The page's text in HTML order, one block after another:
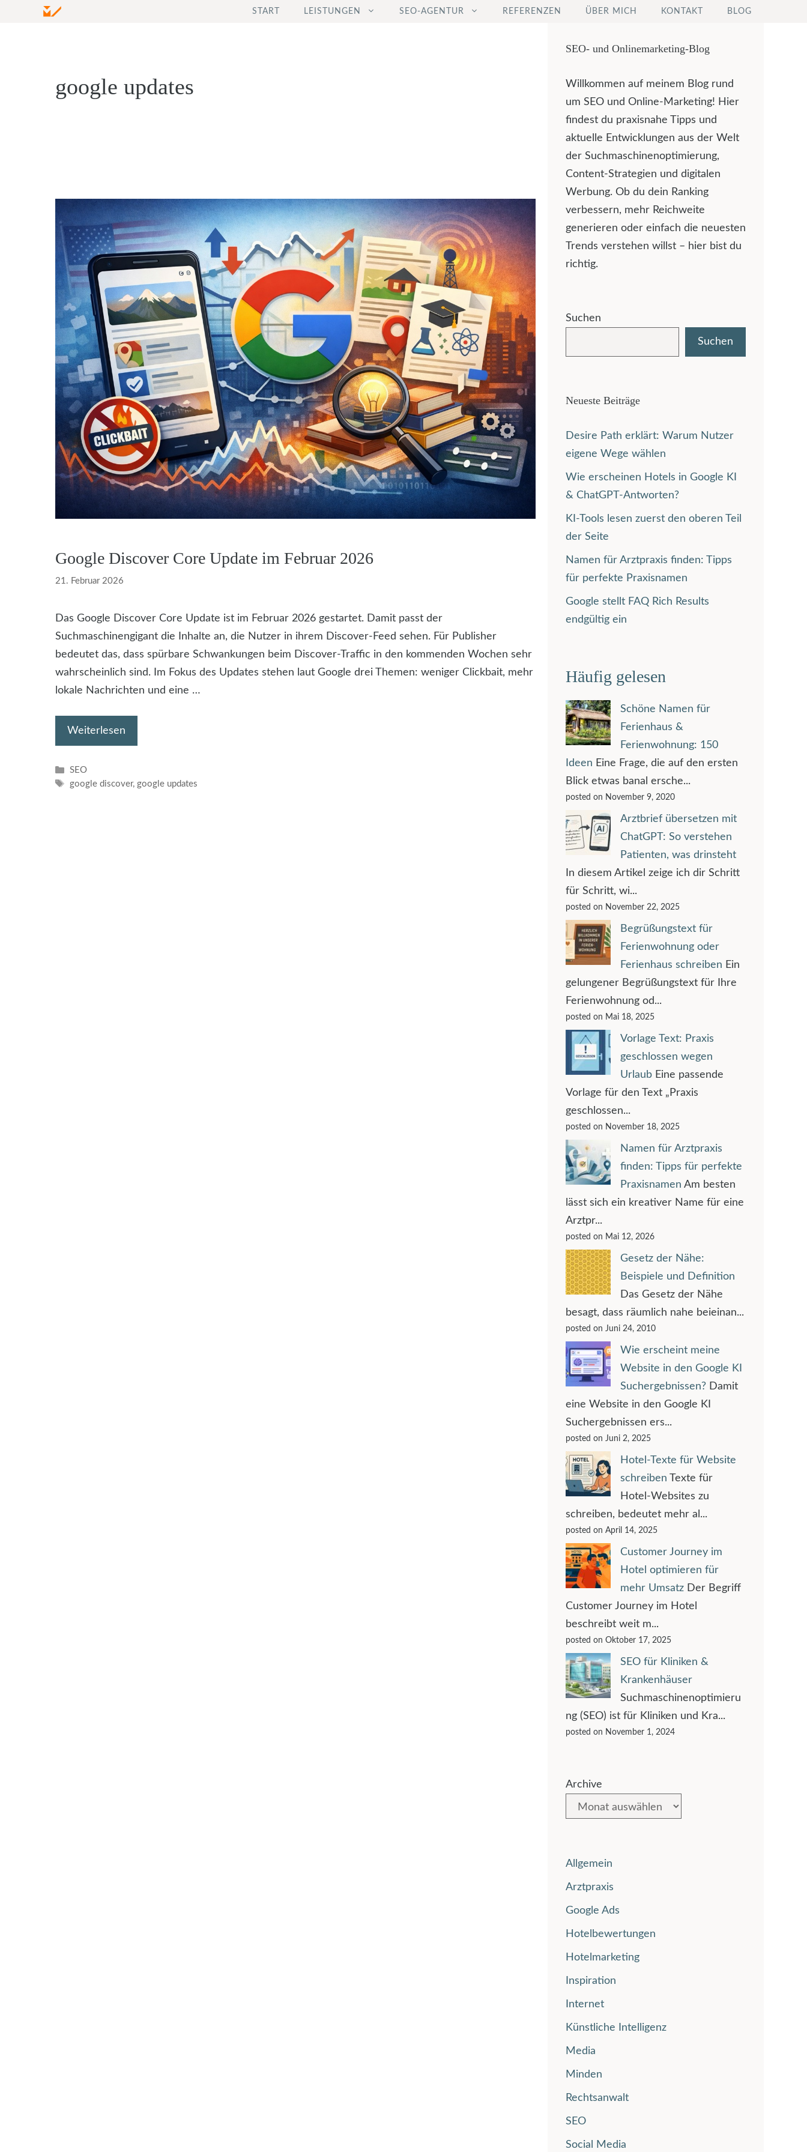
START LEISTUNGEN SEO-AGENTUR REFERENZEN ÜBER MICH KONTAKT BLOG
google updates
Google Discover Core Update im Februar 2026
21. Februar 2026
Das Google Discover Core Update ist im Februar 2026 gestartet. Damit passt der
Suchmaschinengigant die Inhalte an, die Nutzer in ihrem Discover-Feed sehen. Für Publisher
bedeutet das, dass spürbare Schwankungen beim Discover-Traffic in den kommenden Wochen sehr
wahrscheinlich sind. Im Fokus des Updates stehen laut Google drei Themen: weniger Clickbait, mehr
lokale Nachrichten und eine …
Weiterlesen
Kategorien
SEO
Schlagwörter
google discover, google updates
SEO- und Onlinemarketing-Blog
Willkommen auf meinem Blog rund
um SEO und Online-Marketing! Hier
findest du praxisnahe Tipps und
aktuelle Entwicklungen aus der Welt
der Suchmaschinenoptimierung,
Content-Strategien und digitalen
Werbung. Ob du dein Ranking
verbessern, mehr Reichweite
generieren oder einfach die neuesten
Trends verstehen willst – hier bist du
richtig.
Suchen
Suchen
Neueste Beiträge
Desire Path erklärt: Warum Nutzer
eigene Wege wählen
Wie erscheinen Hotels in Google KI
& ChatGPT-Antworten?
KI-Tools lesen zuerst den oberen Teil
der Seite
Namen für Arztpraxis finden: Tipps
für perfekte Praxisnamen
Google stellt FAQ Rich Results
endgültig ein
Häufig gelesen
Schöne Namen für
Ferienhaus &
Ferienwohnung: 150
Ideen Eine Frage, die auf den ersten
Blick etwas banal ersche...
posted on November 9, 2020
Arztbrief übersetzen mit
ChatGPT: So verstehen
Patienten, was drinsteht
In diesem Artikel zeige ich dir Schritt
für Schritt, wi...
posted on November 22, 2025
Begrüßungstext für
Ferienwohnung oder
Ferienhaus schreiben Ein
gelungener Begrüßungstext für Ihre
Ferienwohnung od...
posted on Mai 18, 2025
Vorlage Text: Praxis
geschlossen wegen
Urlaub Eine passende
Vorlage für den Text „Praxis
geschlossen...
posted on November 18, 2025
Namen für Arztpraxis
finden: Tipps für perfekte
Praxisnamen Am besten
lässt sich ein kreativer Name für eine
Arztpr...
posted on Mai 12, 2026
Gesetz der Nähe:
Beispiele und Definition
Das Gesetz der Nähe
besagt, dass räumlich nahe beieinan...
posted on Juni 24, 2010
Wie erscheint meine
Website in den Google KI
Suchergebnissen? Damit
eine Website in den Google KI
Suchergebnissen ers...
posted on Juni 2, 2025
Hotel-Texte für Website
schreiben Texte für
Hotel-Websites zu
schreiben, bedeutet mehr al...
posted on April 14, 2025
Customer Journey im
Hotel optimieren für
mehr Umsatz Der Begriff
Customer Journey im Hotel
beschreibt weit m...
posted on Oktober 17, 2025
SEO für Kliniken &
Krankenhäuser
Suchmaschinenoptimieru
ng (SEO) ist für Kliniken und Kra...
posted on November 1, 2024
Archive
Allgemein
Arztpraxis
Google Ads
Hotelbewertungen
Hotelmarketing
Inspiration
Internet
Künstliche Intelligenz
Media
Minden
Rechtsanwalt
SEO
Social Media